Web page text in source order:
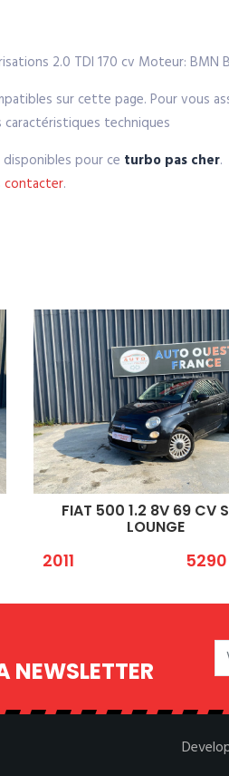
2.0 TDI 170 cv Moteur: BMN
sur cette page. Pour vous
caractéristiques techniques
pour ce turbo pas cher.
contacter.
500 1.2 8V 69 CV S&S
NEWSLETTER